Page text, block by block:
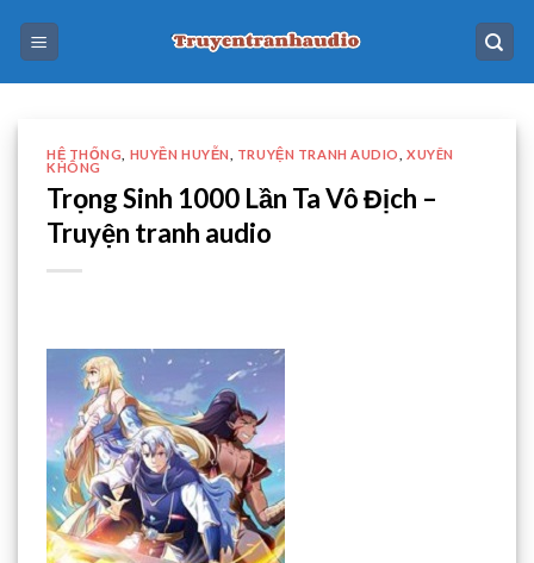
HỆ THỐNG HUYỀN HUYỄN TRUYỆN TRANH AUDIO ,XUYÊN
KHÔNG
Trọng Sinh 1000 Lần Ta Vô Địch –
Truyện tranh audio